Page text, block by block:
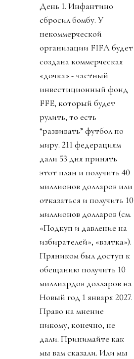
День 1. Инфантино
сбросил бомбу. У
некоммерческой
организации FIFA будет
создана коммерческая
«дочка» - частный
инвестиционный фонд
FFE, который будет
рулить, то есть
“развивать” футбол по
миру. 211 федерациям
дали 53 дня принять
этот план и получить 40
миллионов долларов или
отказаться и получить 10
миллионов долларов (см.
«Подкуп и давление на
избирателей», «взятка»).
Пряником был доступ к
обещанию получить 10
миллиардов долларов на
Новый год 1 января 2027.
Право на мнение
никому, конечно, не
дали. Принимайте как
мы вам сказали. Или мы